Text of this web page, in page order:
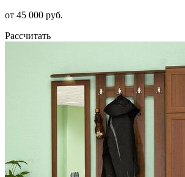
от 45 000 руб.
Рассчитать